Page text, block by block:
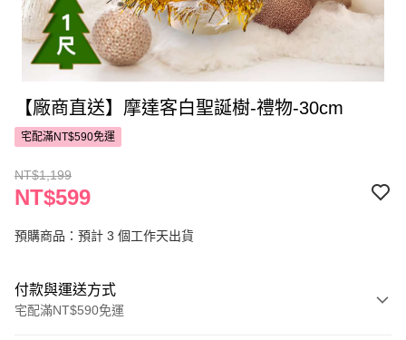
【廠商直送】摩達客白聖誕樹-禮物-30cm
宅配滿NT$590免運
NT$1,199
NT$599
預購商品：預計 3 個工作天出貨
付款與運送方式
宅配滿NT$590免運